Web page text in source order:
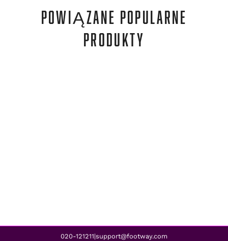
POWIĄZANE POPULARNE
PRODUKTY
020-121211|support@footway.com